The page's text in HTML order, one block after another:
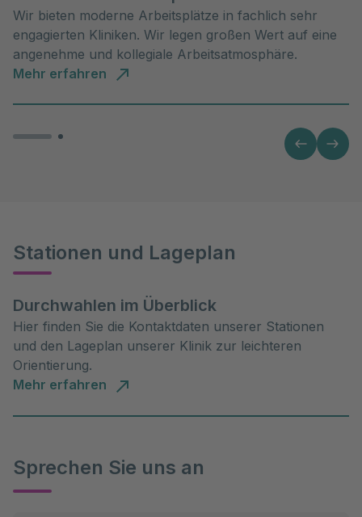
Wir bieten moderne Arbeitsplätze in fachlich sehr
engagierten Kliniken. Wir legen großen Wert auf eine
angenehme und kollegiale Arbeitsatmosphäre.
Mehr erfahren
Stationen und Lageplan
Durchwahlen im Überblick
Hier finden Sie die Kontaktdaten unserer Stationen
und den Lageplan unserer Klinik zur leichteren
Orientierung.
Mehr erfahren
Sprechen Sie uns an